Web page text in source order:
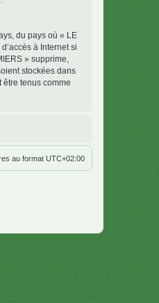
du pays où « LE
à Internet si
» supprime,
stockées dans
tenus comme
au format UTC+02:00